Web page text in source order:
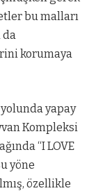
bu malları
da
korumaya
yapay
Kompleksi
“I LOVE
yöne
özellikle